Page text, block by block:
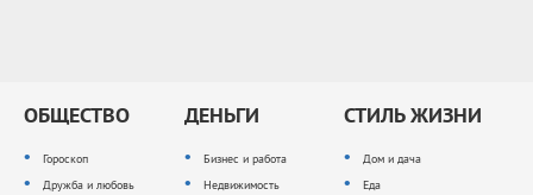
ОБЩЕСТВО
Гороскоп
Дружба и любовь
ДЕНЬГИ
Бизнес и работа
Недвижимость
СТИЛЬ ЖИЗНИ
Дом и дача
Еда